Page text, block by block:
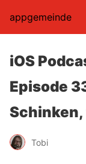
appgemeinde
iOS
Episode
Tobi